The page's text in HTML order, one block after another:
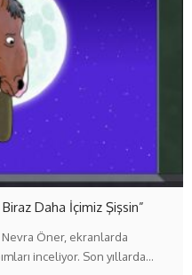
Daha İçimiz Şişsin”
Nevra Öner, ekranlarda
inceliyor. Son yıllarda…